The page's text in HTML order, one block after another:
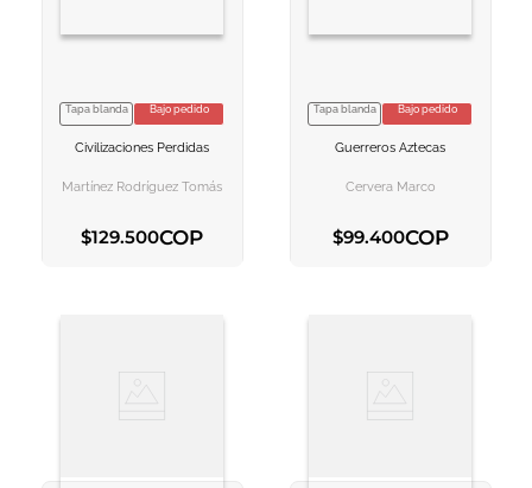
VER INFORMACION
Tapa blanda Bajo pedido
Civilizaciones Perdidas
Martínez Rodríguez Tomás
$129.500COP
VER INFORMACION
Tapa blanda Bajo pedido
Guerreros Aztecas
Cervera Marco
$99.400COP